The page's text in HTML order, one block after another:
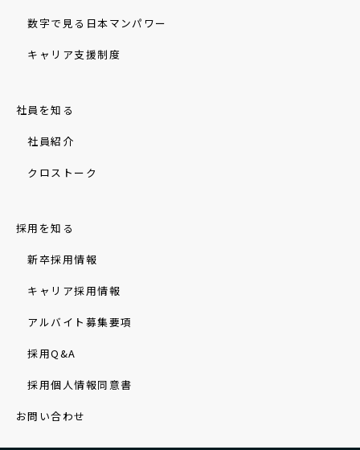
数字で見る日本マンパワー
キャリア支援制度
社員を知る
社員紹介
クロストーク
採用を知る
新卒採用情報
キャリア採用情報
アルバイト募集要項
採用Q&A
採用個人情報同意書
お問い合わせ